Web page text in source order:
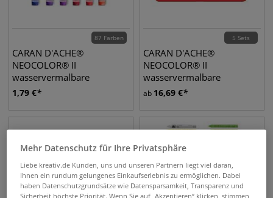
87 Farben
CARAN D'ACHE®
NEOCOLOR® II
wasservermalbare
Wachspastelle, einzeln
1,79 €
5 Sets
CARAN D'ACHE®
NEOCOLOR® II
wasservermalbare
Wachspastelle, Metall-Etuis
ab 16,69 €
Mehr Datenschutz für Ihre Privatsphäre
Liebe kreativ.de Kunden, uns und unseren Partnern liegt viel daran,
Ihnen ein rundum gelungenes Einkaufserlebnis zu ermöglichen. Dabei
haben Datenschutzgrundsätze wie Datensparsamkeit, Transparenz und
Sicherheit höchste Priorität. Wenn Sie auf „Akzeptieren“ klicken, stimmen